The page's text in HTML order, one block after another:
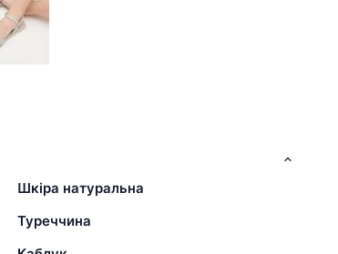
Шкіра натуральна
Туреччина